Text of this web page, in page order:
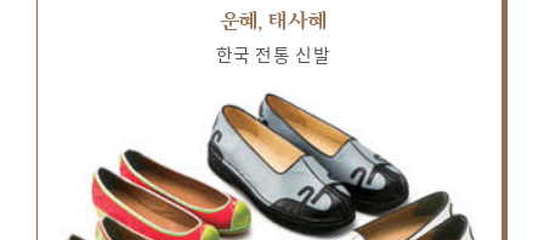
운혜, 태사혜
한국 전통 신발